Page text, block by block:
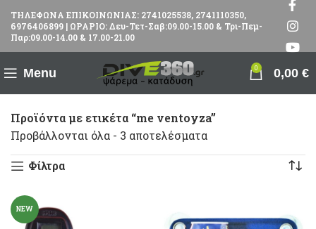
ΤΗΛΕΦΩΝΑ ΕΠΙΚΟΙΝΩΝΙΑΣ: 2741025538, 2741110350,
6976406899 | ΩΡΑΡΙΟ: Δευ-Τετ-Σαβ:09.00-15.00 & Τρι-Πεμ-
Παρ:09.00-14.00 & 17.00-21.00
Menu 0 0,00 €
Προϊόντα με ετικέτα “me ventoyza”
Προβάλλονται όλα - 3 αποτελέσματα
Φίλτρα
NEW